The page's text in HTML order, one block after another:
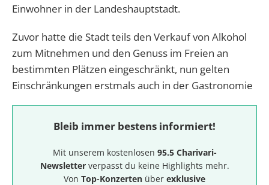
Einwohner in der Landeshauptstadt.
Zuvor hatte die Stadt teils den Verkauf von Alkohol
zum Mitnehmen und den Genuss im Freien an
bestimmten Plätzen eingeschränkt, nun gelten
Einschränkungen erstmals auch in der Gastronomie
Bleib immer bestens informiert!
Mit unserem kostenlosen 95.5 Charivari-
Newsletterverpasst du keine Highlights mehr.
Von Top-Konzerten über exklusive